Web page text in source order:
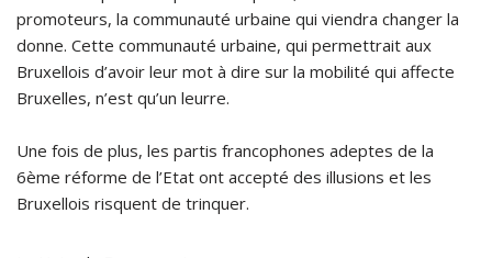
promoteurs, la communauté urbaine qui viendra changer la
donne. Cette communauté urbaine, qui permettrait aux
Bruxellois d’avoir leur mot à dire sur la mobilité qui affecte
Bruxelles, n’est qu’un leurre.
Une fois de plus, les partis francophones adeptes de la
6ème réforme de l’Etat ont accepté des illusions et les
Bruxellois risquent de trinquer.